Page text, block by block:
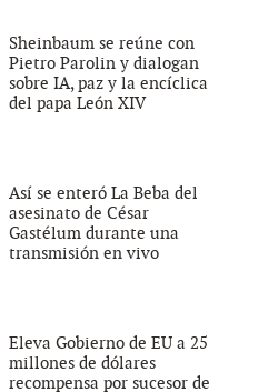
Sheinbaum se reúne con
Pietro Parolin y dialogan
sobre IA, paz y la encíclica
del papa León XIV
Así se enteró La Beba del
asesinato de César
Gastélum durante una
transmisión en vivo
Eleva Gobierno de EU a 25
millones de dólares
recompensa por sucesor de